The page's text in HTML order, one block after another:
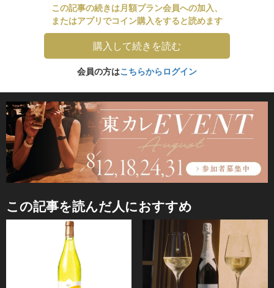
この記事の続きは月額プラン会員への加入、
またはアプリでコイン購入をすると読めます
購入して続きを読む
会員の方はこちらからログイン
この記事を読んだ人におすすめ